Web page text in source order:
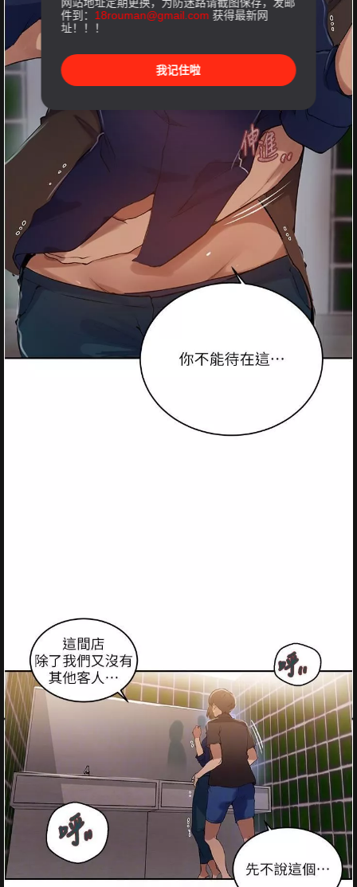
件到： 18rouman@gmail.com 获得最新网
址！！！
我记住啦